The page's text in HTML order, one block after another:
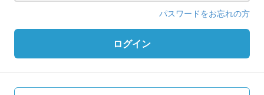
パスワードをお忘れの方
ログイン